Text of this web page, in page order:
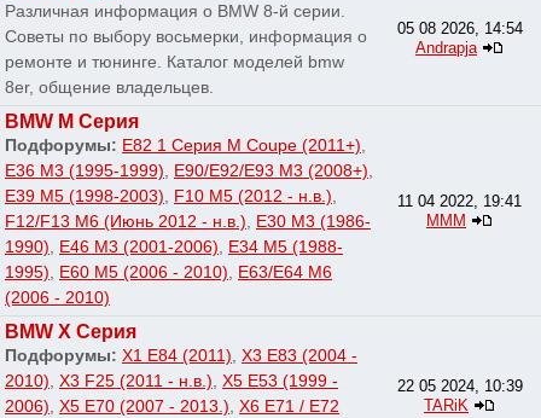
Различная информация о BMW 8-й серии.
Советы по выбору восьмерки, информация о
ремонте и тюнинге. Каталог моделей bmw
8er, общение владельцев.
05 08 2026, 14:54
Andrapja
BMW M Серия
Подфорумы: E82 1 Серия M Coupe (2011+),
E36 M3 (1995-1999), E90/E92/E93 M3 (2008+),
E39 M5 (1998-2003), F10 M5 (2012 - н.в.),
F12/F13 M6 (Июнь 2012 - н.в.), E30 M3 (1986-
1990), E46 M3 (2001-2006), E34 M5 (1988-
1995), E60 M5 (2006 - 2010), E63/E64 M6
(2006 - 2010)
11 04 2022, 19:41
МММ
BMW X Серия
Подфорумы: X1 E84 (2011), X3 E83 (2004 -
2010), X3 F25 (2011 - н.в.), X5 E53 (1999 -
2006), X5 E70 (2007 - 2013.), X6 E71 / E72
22 05 2024, 10:39
TARiK